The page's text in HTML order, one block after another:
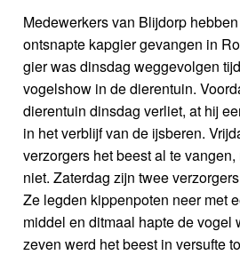
Medewerkers van Blijdorp
ontsnapte kapgier gevangen in
gier was dinsdag weggevolgen
vogelshow in de dierentuin.
dierentuin dinsdag verliet, at hij
in het verblijf van de ijsberen.
verzorgers het beest al te
niet. Zaterdag zijn twee
Ze legden kippenpoten neer met
middel en ditmaal hapte de vogel
zeven werd het beest in versufte